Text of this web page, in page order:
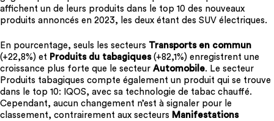
affichent un de leurs produits dans le top 10 des nouveaux
produits annoncés en 2023, les deux étant des SUV électriques.
En pourcentage, seuls les secteurs Transports en commun
(+22,8%) et Produits du tabagiques(+82,1%) enregistrent une
croissance plus forte que le secteur Automobile. Le secteur
Produits tabagiques compte également un produit qui se trouve
dans le top 10: IQOS, avec sa technologie de tabac chauffé.
Cependant, aucun changement n’est à signaler pour le
classement, contrairement aux secteurs Manifestations